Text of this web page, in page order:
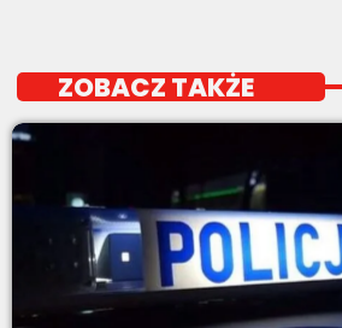
ZOBACZ TAKŻE